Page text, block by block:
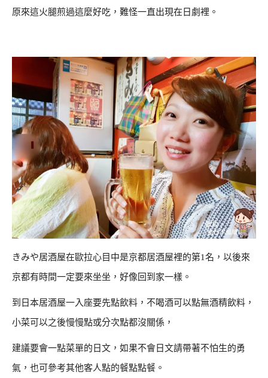
原來這火腿煎過這麼好吃，難怪一直出現在日劇裡。
きみや居酒屋在歐拉心目中是京都居酒屋裡的第1名，以後來
京都有時間一定要來坐坐，好像回到家一樣。
到日本居酒屋一入座要先點飲料，不喝酒可以點無酒精飲料，
小菜可以之後慢慢點或分次點都沒關係，
建議要會一點菜單的日文，如果不會日文請帶著不怕生的勇
氣，也可參考其他客人點的餐點點餐。